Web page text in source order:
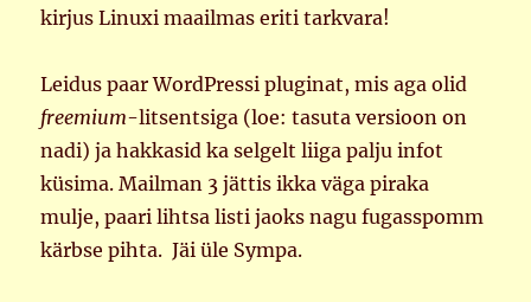
kirjus Linuxi maailmas eriti tarkvara!
Leidus paar WordPressi pluginat, mis aga olid
freemium-litsentsiga (loe: tasuta versioon on
nadi) ja hakkasid ka selgelt liiga palju infot
küsima. Mailman 3 jättis ikka väga piraka
mulje, paari lihtsa listi jaoks nagu fugasspomm
kärbse pihta. Jäi üle Sympa.